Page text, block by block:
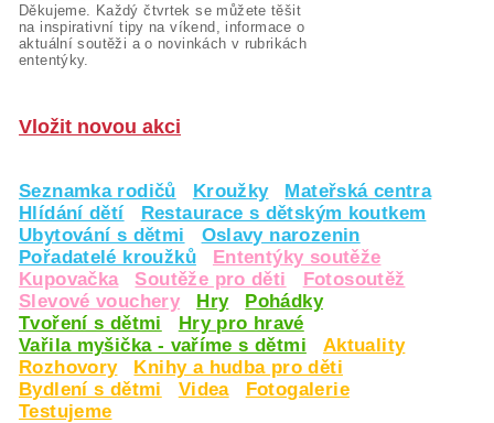
Děkujeme. Každý čtvrtek se můžete těšit
na inspirativní tipy na víkend, informace o
aktuální soutěži a o novinkách v rubrikách
ententýky.
Vložit novou akci
Seznamka rodičů Kroužky
Mateřská centra
Hlídání dětí
Restaurace s dětským koutkem
Ubytování s dětmi
Oslavy narozenin
Pořadatelé kroužků
Ententýky soutěže
Kupovačka
Soutěže pro děti
Fotosoutěž
Slevové vouchery
Hry
Pohádky
Tvoření s dětmi
Hry pro hravé
Vařila myšička - vaříme s dětmi
Aktuality
Rozhovory
Knihy a hudba pro děti
Bydlení s dětmi
Videa
Fotogalerie
Testujeme